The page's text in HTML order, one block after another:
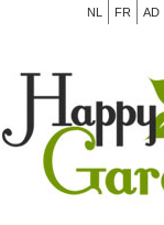
NL FR AD